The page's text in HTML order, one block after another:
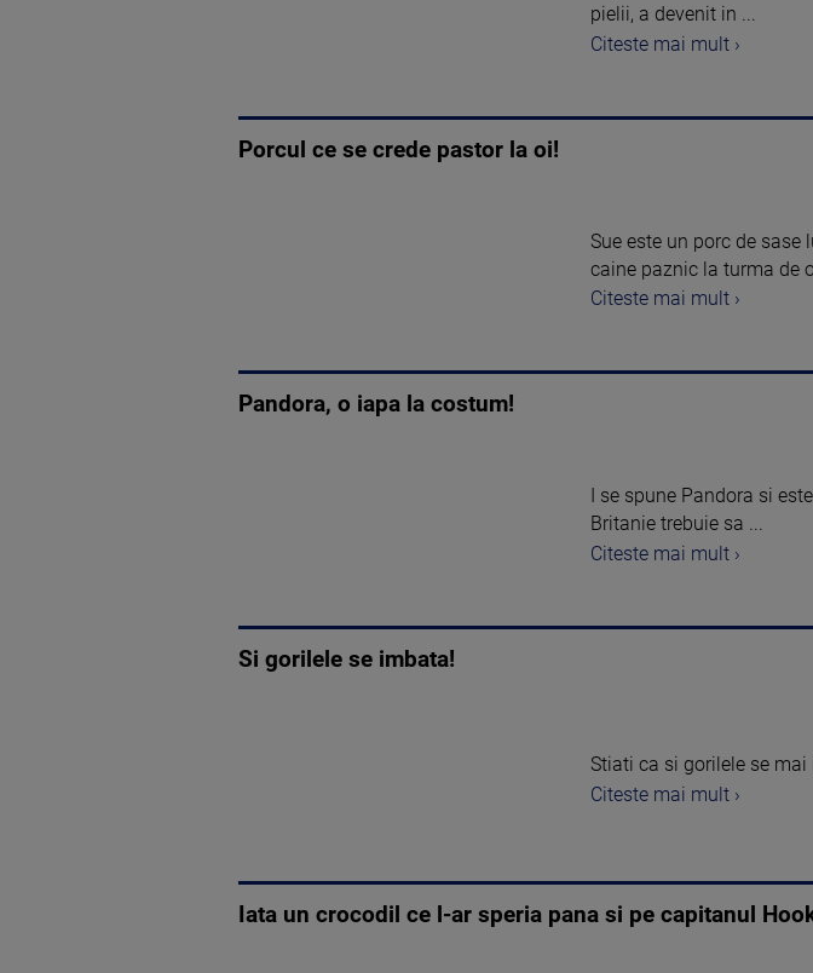
pielii, a devenit in ...
Citeste mai mult ›
Porcul ce se crede pastor la oi!
Sue este un porc de
caine paznic la turma de
Citeste mai mult ›
Pandora, o iapa la costum!
I se spune Pandora si
Britanie trebuie sa ...
Citeste mai mult ›
Si gorilele se imbata!
Stiati ca si gorilele se
Citeste mai mult ›
Iata un crocodil ce l-ar speria pana si pe capitanul